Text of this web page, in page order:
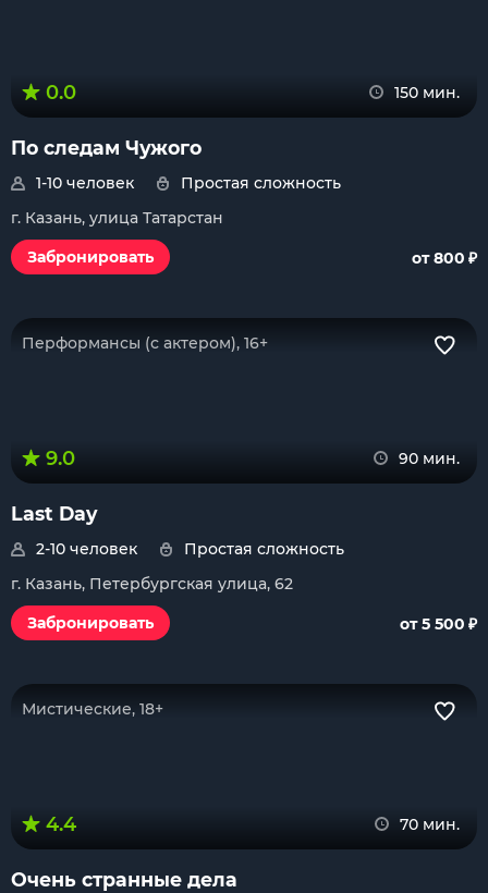
0.0 150 мин.
По следам Чужого
1-10 человек
Простая сложность
г. Казань, улица Татарстан
Забронировать
от 800 ₽
Перформансы (с актером), 16+
9.0 90 мин.
Last Day
2-10 человек
Простая сложность
г. Казань, Петербургская улица, 62
Забронировать
от 5 500 ₽
Мистические, 18+
4.4 70 мин.
Очень странные дела